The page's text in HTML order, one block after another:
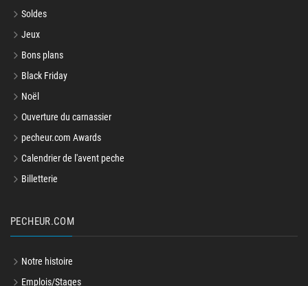
Soldes
Jeux
Bons plans
Black Friday
Noël
Ouverture du carnassier
pecheur.com Awards
Calendrier de l'avent peche
Billetterie
PECHEUR.COM
Notre histoire
Emplois/Stages